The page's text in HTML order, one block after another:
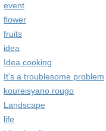
event
flower
fruits
idea
Idea cooking
It's a troublesome problem
koureisyano rougo
Landscape
life